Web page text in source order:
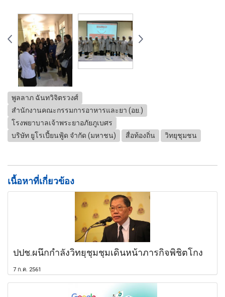
พูลลาภ ฉันทวิจิตรวงศ์
สำนักงานคณะกรรมการอาหารและยา (อย.)
โรงพยาบาลเจ้าพระยาอภัยภูเบศร
บริษัท ยูโรเปี้ยนฟู้ด จำกัด (มหาชน)
สื่อท้องถิ่น วิทยุชุมชน
เนื้อหาที่เกี่ยวข้อง
ปปช.ผนึกกำลังวิทยุชุมชุมเดินหน้าภารกิจพิชิตโกง
7 ก.ค. 2561